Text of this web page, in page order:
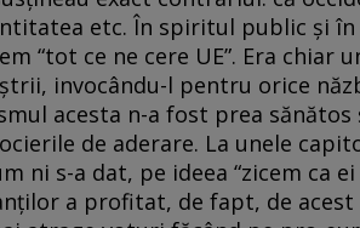
etc. În spiritul public şi
“tot ce ne cere UE”. Era chiar
invocându-l pentru orice
acesta n-a fost prea
de aderare. La unele
ni s-a dat, pe ideea “zicem ca ei
a profitat, de fapt, de